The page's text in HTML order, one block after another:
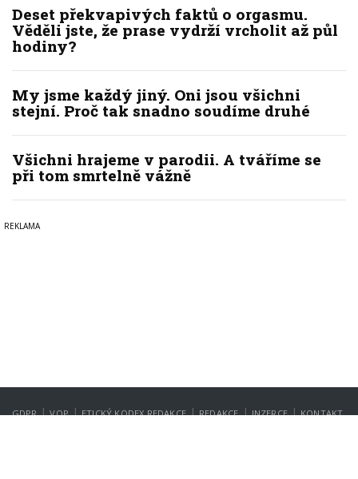
Deset překvapivých faktů o orgasmu.
Věděli jste, že prase vydrží vrcholit až půl
hodiny?
My jsme každý jiný. Oni jsou všichni
stejní. Proč tak snadno soudíme druhé
Všichni hrajeme v parodii. A tváříme se
při tom smrtelně vážně
GDPR | VOP | ETICKÝ KODEX REDAKCE | REDAKCE | INZERCE | KONTAKT